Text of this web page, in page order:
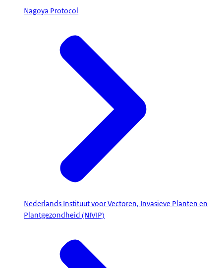
Nagoya Protocol
Nederlands Instituut voor Vectoren, Invasieve Planten en
Plantgezondheid (NIVIP)